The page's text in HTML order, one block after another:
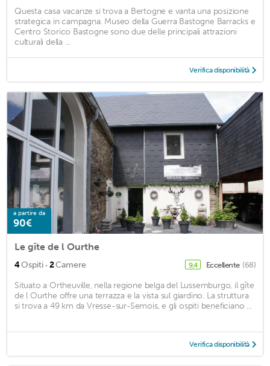
Questa casa vacanze si trova a Bertogne e vanta una posizione
strategica in campagna. Museo della Guerra Bastogne Barracks e
Centro Storico Bastogne sono due delle principali attrazioni
culturali della ...
Verifica disponibilità
a partire da
90€
Le gîte de l Ourthe
4Ospiti · 2Camere 9,4 Eccellente (68)
Situato a Ortheuville, nella regione belga del Lussemburgo, il gîte
de l Ourthe offre una terrazza e la vista sul giardino. La struttura
si trova a 49 km da Vresse-sur-Semois, e gli ospiti beneficiano ...
Verifica disponibilità